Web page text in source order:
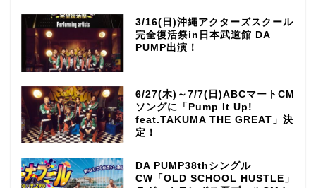
3/16(日)沖縄アクターズスクール
完全復活祭in日本武道館 DA
PUMP出演！
6/27(木)～7/7(日)ABCマートCM
ソングに「Pump It Up!
feat.TAKUMA THE GREAT」決
定！
DA PUMP38thシングル
CW「OLD SCHOOL HUSTLE」